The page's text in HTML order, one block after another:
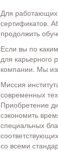
Для работающих
сертификатов.
продолжить
Если вы по
для карьерного
компании. Мы
Миссия
современных
Приобретение
сэкономить
специальных
со всеми